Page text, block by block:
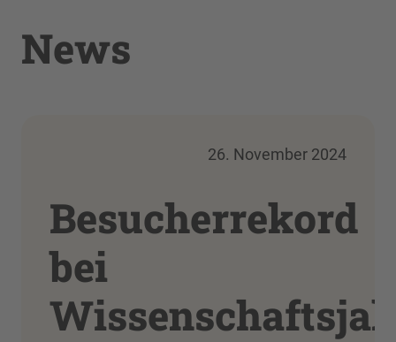
News
26. November 2024
Besucherrekord
bei